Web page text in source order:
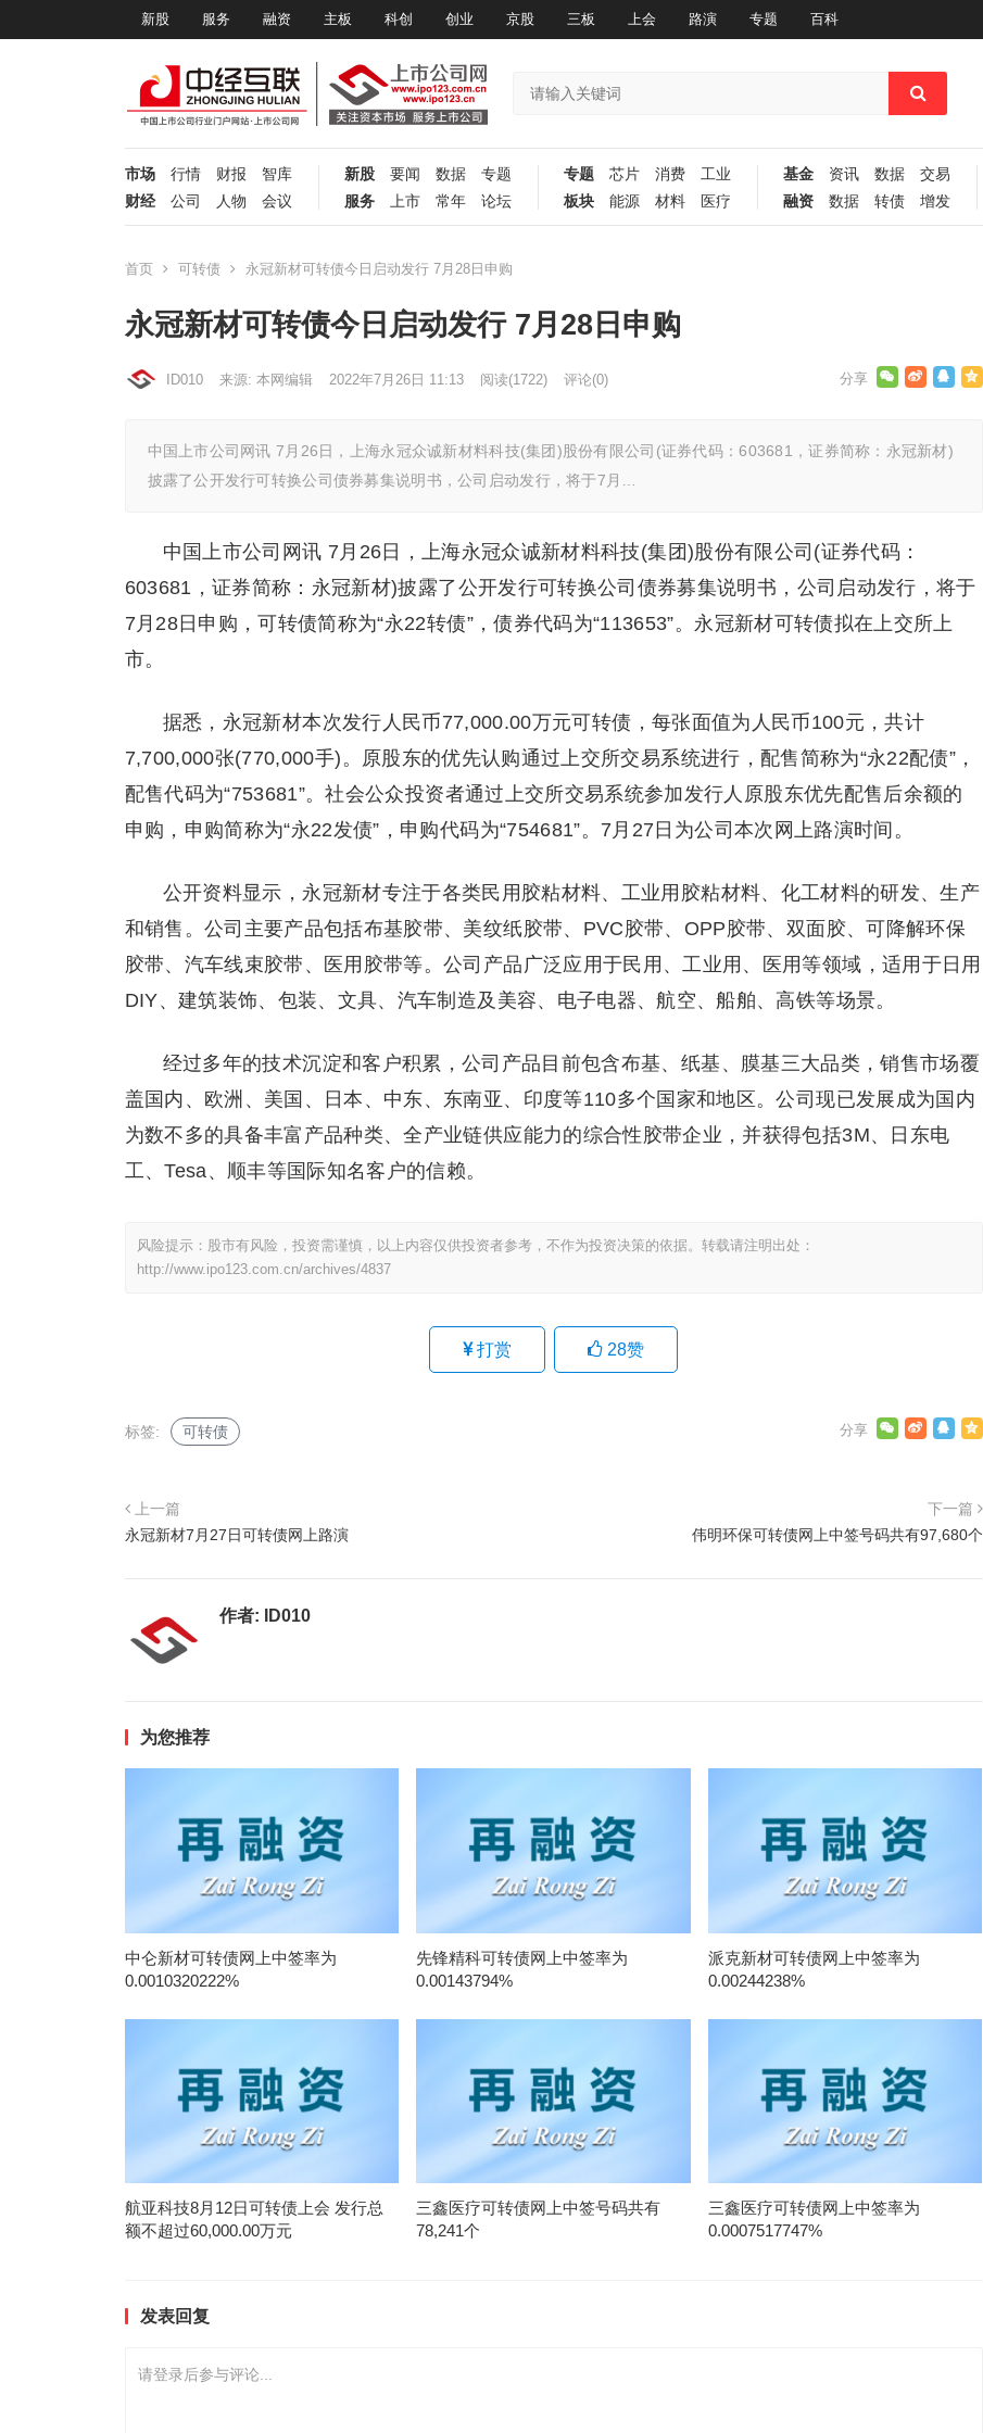
新股 服务 融资 主板 科创 创业 京股 三板 上会 路演 专题 百科
市场 行情 财报
智库
财经
公司 人物 会议
新股 要闻 数据
专题
服务
上市 常年 论坛
专题 芯片 消费
工业
板块
能源 材料 医疗
基金 资讯 数据
交易
融资
数据 转债 增发
首页 可转债 永冠新材可转债今日启动发行 7月28日申购
永冠新材可转债今日启动发行 7月28日申购
ID010 来源: 本网编辑 2022年7月26日 11:13 阅读(1722) 评论(0)
中国上市公司网讯 7月26日，上海永冠众诚新材料科技(集团)股份有限公司(证券代码：603681，证券简称：永冠新材)
披露了公开发行可转换公司债券募集说明书，公司启动发行，将于7月…
中国上市公司网讯 7月26日，上海永冠众诚新材料科技(集团)股份有限公司(证券代码：
603681，证券简称：永冠新材)披露了公开发行可转换公司债券募集说明书，公司启动发行，将于
7月28日申购，可转债简称为“永22转债”，债券代码为“113653”。永冠新材可转债拟在上交所上
市。
据悉，永冠新材本次发行人民币77,000.00万元可转债，每张面值为人民币100元，共计
7,700,000张(770,000手)。原股东的优先认购通过上交所交易系统进行，配售简称为“永22配债”，
配售代码为“753681”。社会公众投资者通过上交所交易系统参加发行人原股东优先配售后余额的
申购，申购简称为“永22发债”，申购代码为“754681”。7月27日为公司本次网上路演时间。
公开资料显示，永冠新材专注于各类民用胶粘材料、工业用胶粘材料、化工材料的研发、生产
和销售。公司主要产品包括布基胶带、美纹纸胶带、PVC胶带、OPP胶带、双面胶、可降解环保
胶带、汽车线束胶带、医用胶带等。公司产品广泛应用于民用、工业用、医用等领域，适用于日用
DIY、建筑装饰、包装、文具、汽车制造及美容、电子电器、航空、船舶、高铁等场景。
经过多年的技术沉淀和客户积累，公司产品目前包含布基、纸基、膜基三大品类，销售市场覆
盖国内、欧洲、美国、日本、中东、东南亚、印度等110多个国家和地区。公司现已发展成为国内
为数不多的具备丰富产品种类、全产业链供应能力的综合性胶带企业，并获得包括3M、日东电
工、Tesa、顺丰等国际知名客户的信赖。
风险提示：股市有风险，投资需谨慎，以上内容仅供投资者参考，不作为投资决策的依据。转载请注明出处：
http://www.ipo123.com.cn/archives/4837
打赏 28赞
标签: 可转债
上一篇
永冠新材7月27日可转债网上路演
下一篇
伟明环保可转债网上中签号码共有97,680个
作者: ID010
为您推荐
中仑新材可转债网上中签率为
0.0010320222%
先锋精科可转债网上中签率为
0.00143794%
派克新材可转债网上中签率为
0.00244238%
航亚科技8月12日可转债上会 发行总
额不超过60,000.00万元
三鑫医疗可转债网上中签号码共有
78,241个
三鑫医疗可转债网上中签率为
0.0007517747%
发表回复
请登录后参与评论...